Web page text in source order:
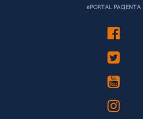
ePORTAL PACJENTA